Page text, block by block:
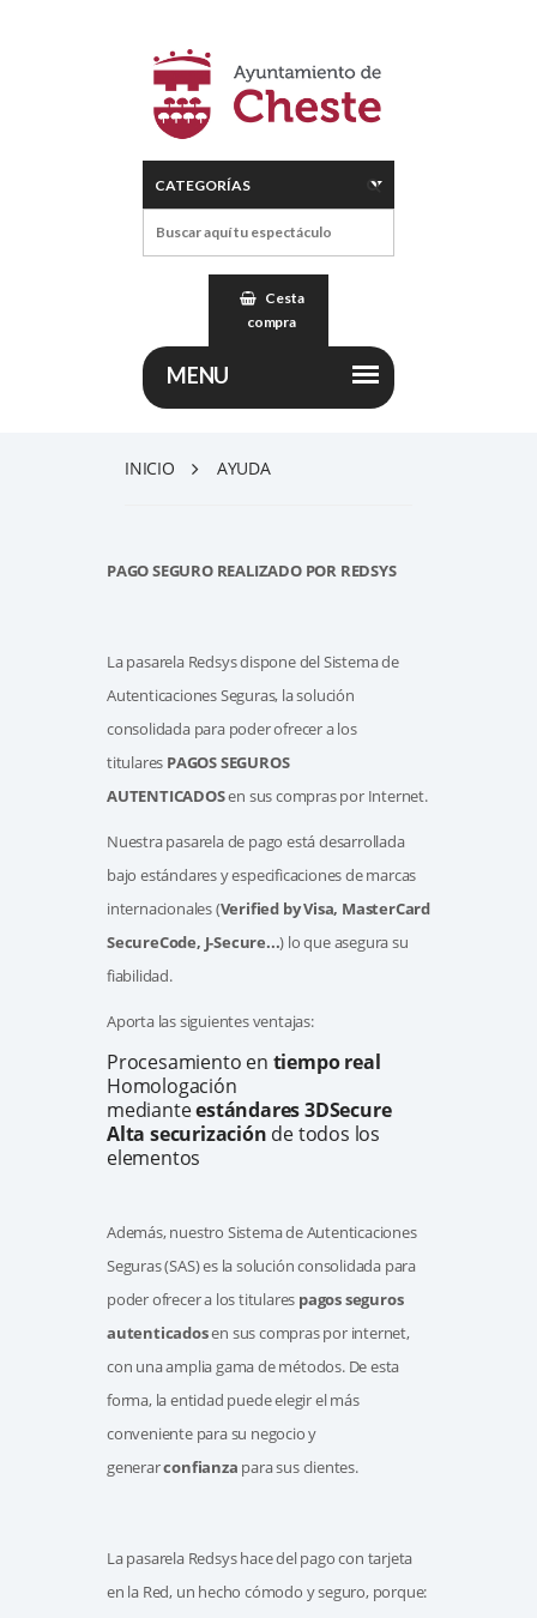
Cesta
compra
INICIO AYUDA
PAGO SEGURO REALIZADO POR REDSYS
La pasarela Redsys dispone del Sistema de
Autenticaciones Seguras, la solución
consolidada para poder ofrecer a los
titulares PAGOS SEGUROS
AUTENTICADOSen sus compras por Internet.
Nuestra pasarela de pago está desarrollada
bajo estándares y especificaciones de marcas
internacionales (Verified by Visa, MasterCard
SecureCode, J-Secure...) lo que asegura su
fiabilidad.
Aporta las siguientes ventajas:
Procesamiento en tiempo real
Homologación
medianteestándares 3DSecure
Alta securización de todos los
elementos
Además, nuestro Sistema de Autenticaciones
Seguras (SAS) es la solución consolidada para
poder ofrecer a los titulares pagos seguros
autenticadosen sus compras por internet,
con una amplia gama de métodos. De esta
forma, la entidad puede elegir el más
conveniente para su negocio y
generarconfianza para sus clientes.
La pasarela Redsys hace del pago con tarjeta
en la Red, un hecho cómodo y seguro, porque: